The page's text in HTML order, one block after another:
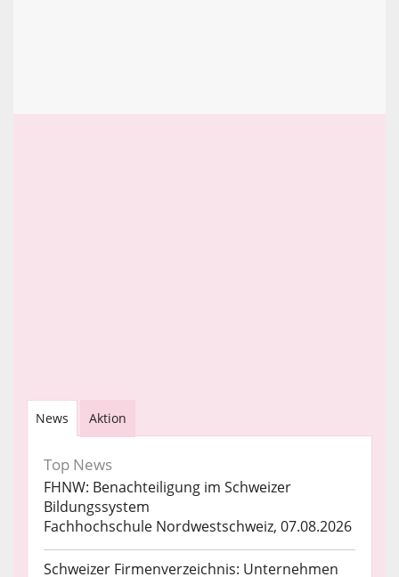
News Aktion
Top News
FHNW: Benachteiligung im Schweizer
Bildungssystem
Fachhochschule Nordwestschweiz, 07.08.2026
Schweizer Firmenverzeichnis: Unternehmen